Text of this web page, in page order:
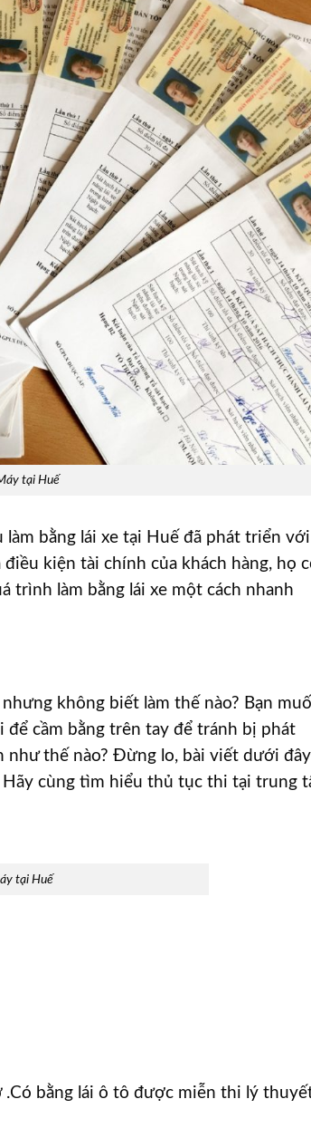
tại Huế
bằng lái xe tại Huế đã phát triển với
kiện tài chính của khách hàng, họ
trình làm bằng lái xe một cách nhanh
không biết làm thế nào? Bạn
cầm bằng trên tay để tránh bị phát
như thế nào? Đừng lo, bài viết dưới đây
cùng tìm hiểu thủ tục thi tại trung
tại Huế
.Có bằng lái ô tô được miễn thi lý